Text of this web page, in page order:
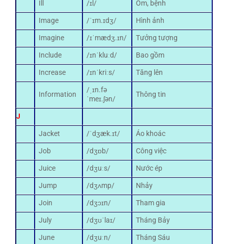
Ill
/ɪl/
Ốm, bệnh
Image
/ˈɪm.ɪdʒ/
Hình ảnh
Imagine
/ɪˈmædʒ.ɪn/
Tưởng tượng
Include
/ɪnˈkluːd/
Bao gồm
Increase
/ɪnˈkriːs/ Tăng lên
Information
/ˌɪn.fə
ˈmeɪ.ʃən/
Thông tin
J
Jacket
/ˈdʒæk.ɪt/
Áo khoác
Job
/dʒɒb/
Công việc
Juice
/dʒuːs/
Nước ép
Jump
/dʒʌmp/
Nhảy
Join
/dʒɔɪn/
Tham gia
July
/dʒʊˈlaɪ/
Tháng Bảy
June
/dʒuːn/
Tháng Sáu